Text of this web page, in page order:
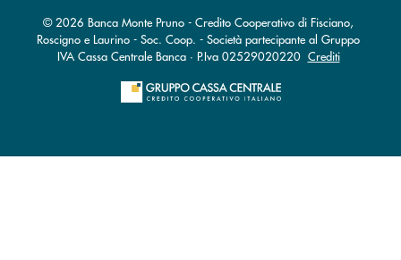
© 2026 Banca Monte Pruno - Credito Cooperativo di Fisciano,
Roscigno e Laurino - Soc. Coop. - Società partecipante al Gruppo
IVA Cassa Centrale Banca · P.Iva 02529020220 Crediti